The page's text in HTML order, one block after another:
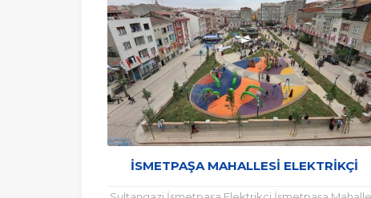
İSMETPAŞA MAHALLESI ELEKTRIKÇI